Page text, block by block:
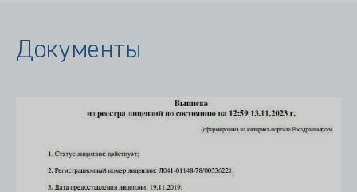
Документы